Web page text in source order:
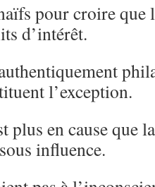
pour croire que
d’intérêt.
l’exception.
plus en cause que
influence.